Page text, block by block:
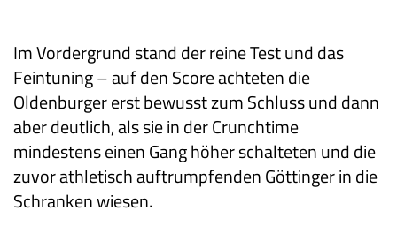
Im Vordergrund stand der reine Test und das
Feintuning – auf den Score achteten die
Oldenburger erst bewusst zum Schluss und dann
aber deutlich, als sie in der Crunchtime
mindestens einen Gang höher schalteten und die
zuvor athletisch auftrumpfenden Göttinger in die
Schranken wiesen.